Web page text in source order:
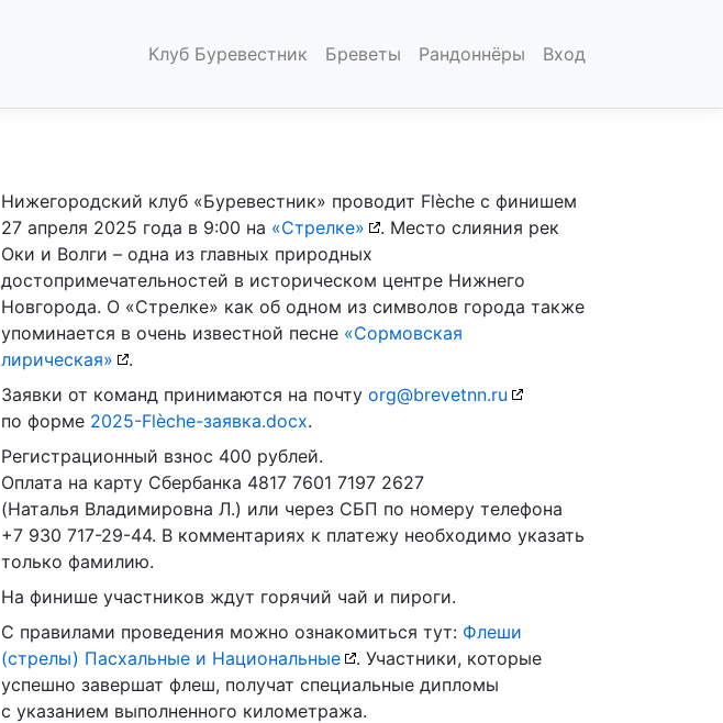
Клуб Буревестник Бреветы Рандоннёры Вход
Нижегородский клуб «Буревестник» проводит Flèche с финишем
27 апреля 2025 года в 9:00 на «Стрелке»
. Место слияния рек
Оки и Волги – одна из главных природных
достопримечательностей в историческом центре Нижнего
Новгорода. О «Стрелке» как об одном из символов города также
упоминается в очень известной песне «Сормовская
лирическая»
.
Заявки от команд принимаются на почту org@brevetnn.ru
по форме 2025-Flèche-заявка.docx.
Регистрационный взнос 400 рублей.
Оплата на карту Сбербанка 4817 7601 7197 2627
(Наталья Владимировна Л.) или через СБП по номеру телефона
+7 930 717-29-44. В комментариях к платежу необходимо указать
только фамилию.
На финише участников ждут горячий чай и пироги.
С правилами проведения можно ознакомиться тут: Флеши
(стрелы) Пасхальные и Национальные
. Участники, которые
успешно завершат флеш, получат специальные дипломы
с указанием выполненного километража.